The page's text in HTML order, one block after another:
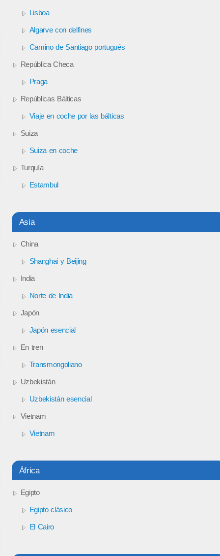
Lisboa
Algarve con delfines
Camino de Santiago portugués
República Checa
Praga
Repúblicas Bálticas
Viaje en coche por las bálticas
Suiza
Suiza en coche
Turquía
Estambul
Asia
China
Shanghai y Beijing
India
Norte de India
Japón
Japón esencial
En tren
Transmongoliano
Uzbekistán
Uzbekistán esencial
Vietnam
Vietnam
África
Egipto
Egipto clásico
El Cairo